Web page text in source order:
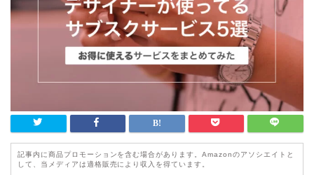
記事内に商品プロモーションを含む場合があります。Amazonのアソシエイトと
して、当メディアは適格販売により収入を得ています。